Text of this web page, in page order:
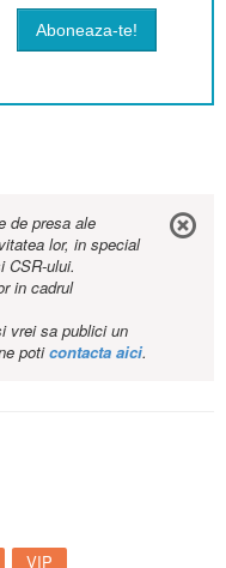
de presa ale
lor, in special
CSR-ului.
in cadrul
vrei sa publici un
poticontacta aici.
VIP